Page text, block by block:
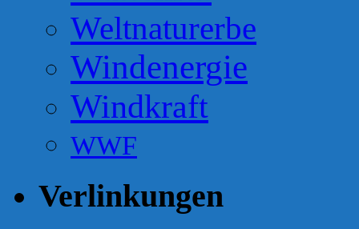
Weltnaturerbe
Windenergie
Windkraft
WWF
Verlinkungen